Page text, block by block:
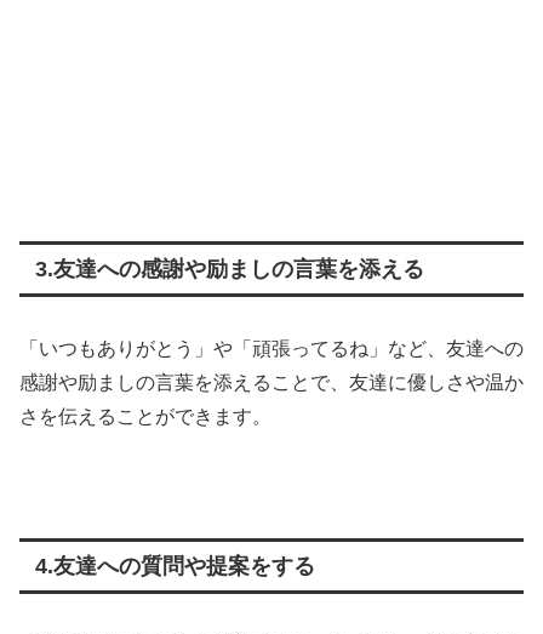
3.友達への感謝や励ましの言葉を添える
「いつもありがとう」や「頑張ってるね」など、友達への
感謝や励ましの言葉を添えることで、友達に優しさや温か
さを伝えることができます。
4.友達への質問や提案をする